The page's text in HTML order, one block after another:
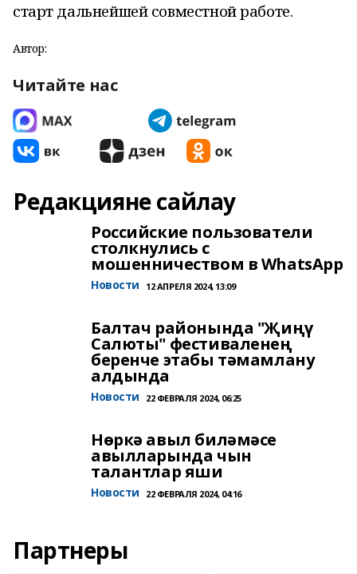
старт дальнейшей совместной работе.
Автор:
Читайте нас
Редакцияне сайлау
Российские пользователи
столкнулись с
мошенничеством в WhatsApp
Новости 12 АПРЕЛЯ 2024, 13:09
Балтач районында "Җиңү
Салюты" фестиваленең
беренче этабы тәмамлану
алдында
Новости 22 ФЕВРАЛЯ 2024, 06:25
Нөркә авыл биләмәсе
авылларында чын
талантлар яши
Новости 22 ФЕВРАЛЯ 2024, 04:16
Партнеры